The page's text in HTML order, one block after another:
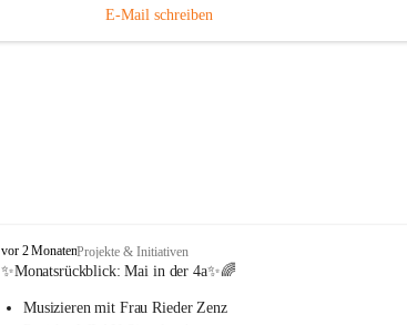
E-Mail schreiben
V
o
k
vor 2 MonatenProjekte & Initiativen
✨Monatsrückblick: Mai in der 4a✨🌈
Musizieren mit Frau Rieder Zenz